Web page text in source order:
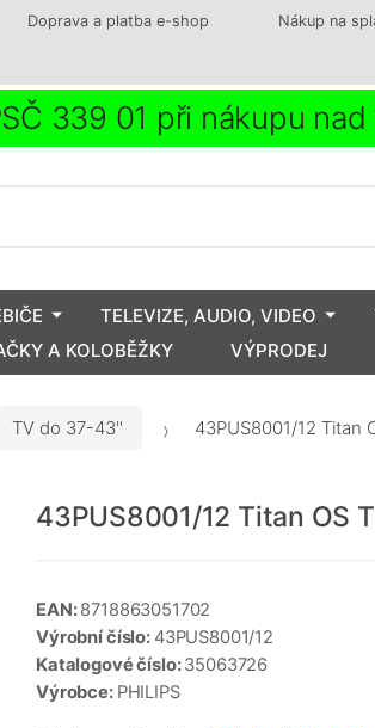
Doprava a platba e-shop Nákup na
339 01 při nákupu
TELEVIZE, AUDIO, VIDEO
A KOLOBĚŽKY VÝPRODEJ
TV do 37-43'' 43PUS8001/12 Titan
43PUS8001/12 Titan OS
EAN:8718863051702
Výrobní číslo: 43PUS8001/12
Katalogové číslo:35063726
Výrobce: PHILIPS